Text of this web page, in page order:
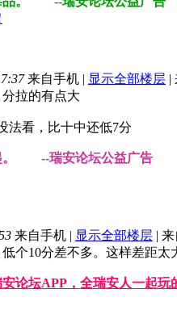
来自手机 | 显示全部楼层 |
拉的有点大
法看，比十中还低7分
。 --瑞安论坛公益广告
来自手机 | 显示全部楼层 | 来
个10分差不多。这样差距太
论坛APP，全瑞安人一起玩